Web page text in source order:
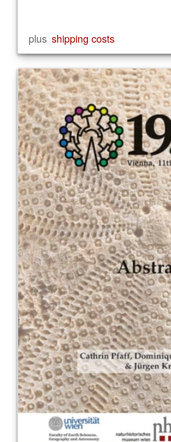
plus shipping costs